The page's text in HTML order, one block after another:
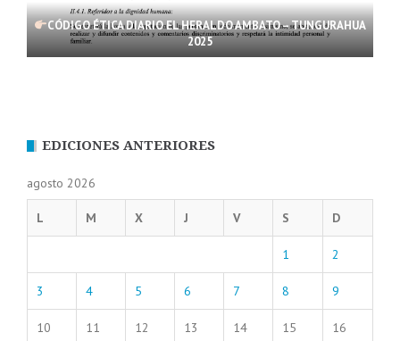
CÓDIGO ÉTICA DIARIO EL HERALDO AMBATO – TUNGURAHUA
2025
EDICIONES ANTERIORES
agosto 2026
L M X J V S D
1 2
3 4 5 6 7 8 9
10 11 12 13 14 15 16